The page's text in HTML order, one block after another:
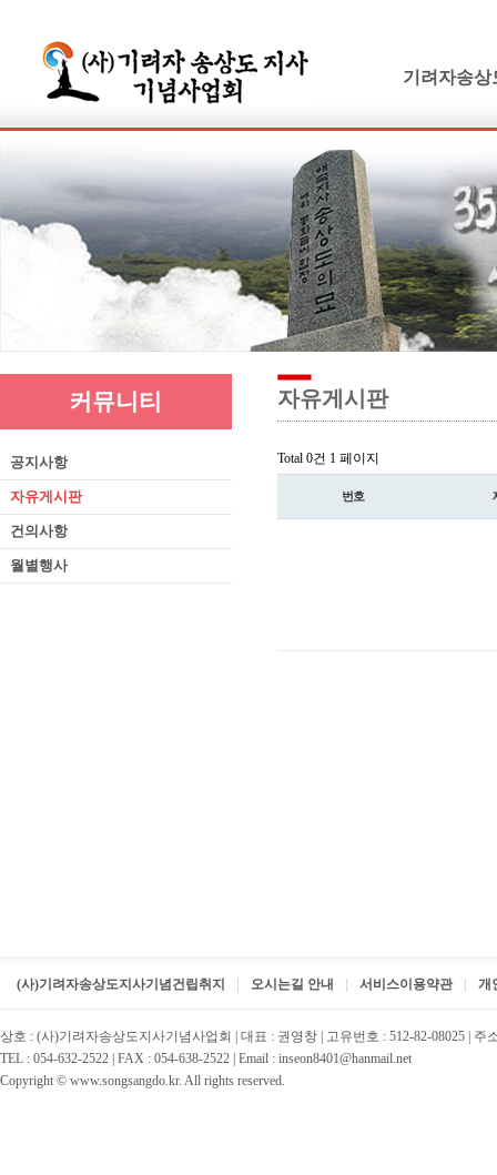
기려자송상
연보 및 가계
기려수필집
생애와사상
유묵과유품
연혁지
추모의글
커뮤니티
공지사항
자유게시판
건의사항
월별행사
자유게시판
Total 0건 1 페이지
번호
(사)기려자송상도지사기념건립취지 오시는길 안내 서비스이용약관 개
상호 : (사)기려자송상도지사기념사업회 | 대표 : 권영창 | 고유번호 : 512-82-08025 |
TEL : 054-632-2522 | FAX : 054-638-2522 | Email : inseon8401@hanmail.net
Copyright © www.songsangdo.kr. All rights reserved.